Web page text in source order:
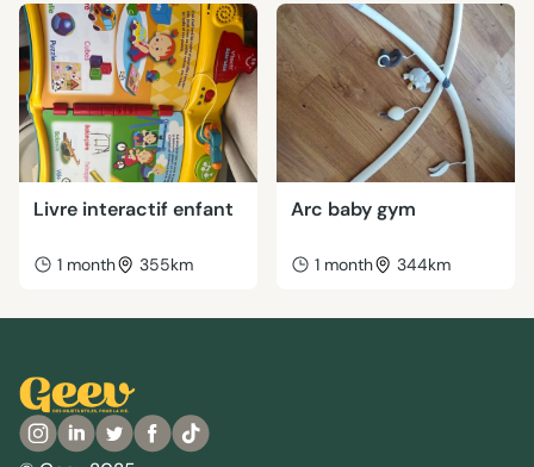
Livre interactif enfant
1 month 355km
Arc baby gym
1 month 344km